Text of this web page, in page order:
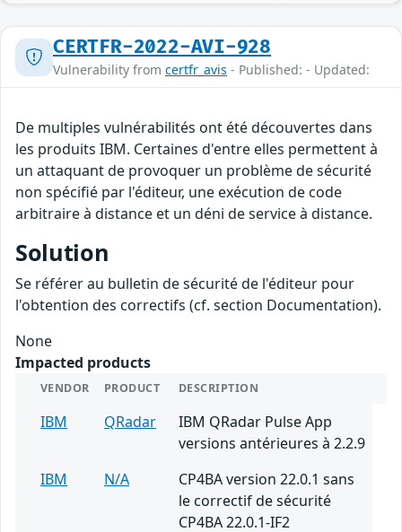
CERTFR-2022-AVI-928
Vulnerability from certfr_avis - Published: - Updated:
De multiples vulnérabilités ont été découvertes dans
les produits IBM. Certaines d'entre elles permettent à
un attaquant de provoquer un problème de sécurité
non spécifié par l'éditeur, une exécution de code
arbitraire à distance et un déni de service à distance.
Solution
Se référer au bulletin de sécurité de l'éditeur pour
l'obtention des correctifs (cf. section Documentation).
None
Impacted products
VENDOR PRODUCT DESCRIPTION
IBM QRadar
IBM QRadar Pulse App
versions antérieures à 2.2.9
IBM
N/A
CP4BA version 22.0.1 sans
le correctif de sécurité
CP4BA 22.0.1-IF2